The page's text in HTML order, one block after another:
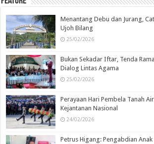
Menantang Debu dan Jurang,
Ujoh Bilang
25/02/2026
Bukan Sekadar Iftar, Tenda
Dialog Lintas Agama
25/02/2026
Perayaan Hari Pembela Tanah
Kejantanan Nasional
24/02/2026
Petrus Higang: Pengabdian Anak